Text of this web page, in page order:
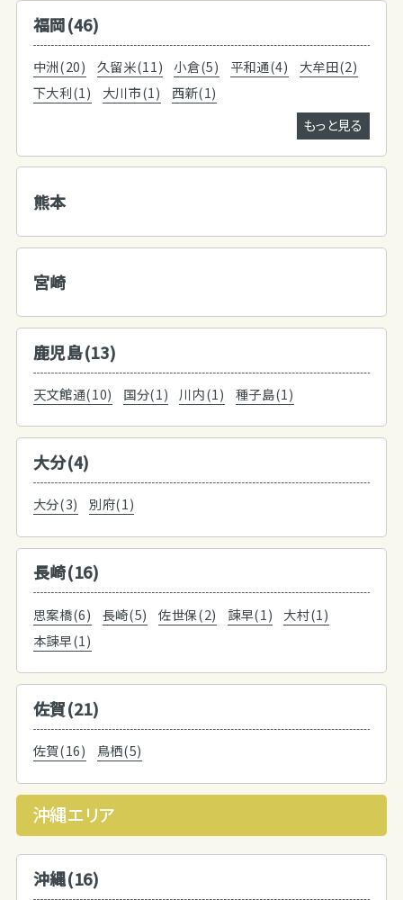
福岡(46)
中洲(20) 久留米(11) 小倉(5) 平和通(4)
大牟田(2)
下大利(1)
大川市(1)
西新(1)
もっと見る
熊本
宮崎
鹿児島(13)
天文館通(10) 国分(1) 川内(1) 種子島(1)
大分(4)
大分(3) 別府(1)
長崎(16)
思案橋(6) 長崎(5) 佐世保(2) 諫早(1)
大村(1)
本諫早(1)
佐賀(21)
佐賀(16) 鳥栖(5)
沖縄エリア
沖縄(16)